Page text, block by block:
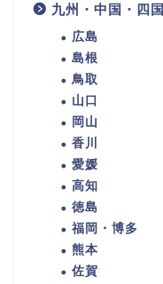
九州・中国・四国
広島
島根
鳥取
山口
岡山
香川
愛媛
高知
徳島
福岡・博多
熊本
佐賀